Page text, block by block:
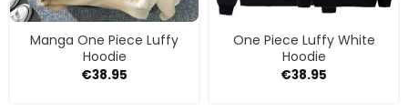
Manga One Piece Luffy
Hoodie
€38.95
One Piece Luffy White
Hoodie
€38.95